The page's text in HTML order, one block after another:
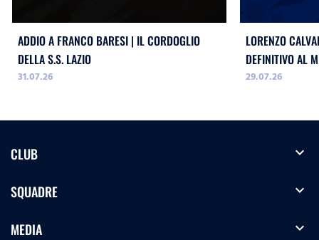
ADDIO A FRANCO BARESI | IL CORDOGLIO
DELLA S.S. LAZIO
31.07.26
LORENZO
DEFINITIVO AL
29.07.26
CLUB expand_more
SQUADRE expand_more
MEDIA expand_more